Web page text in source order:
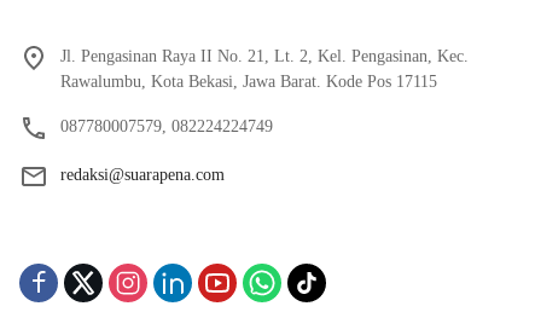
Jl. Pengasinan Raya II No. 21, Lt. 2, Kel. Pengasinan, Kec.
Rawalumbu, Kota Bekasi, Jawa Barat. Kode Pos 17115
087780007579, 082224224749
redaksi@suarapena.com